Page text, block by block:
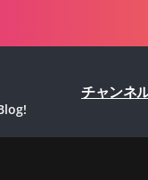
チャンネ